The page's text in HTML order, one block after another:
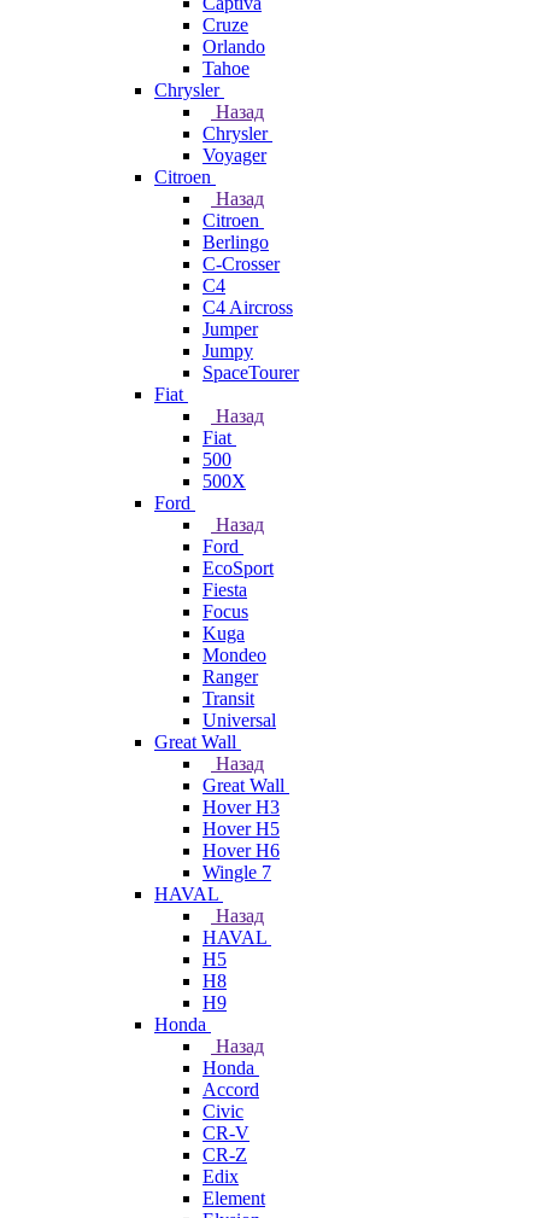
Cruze
Orlando
Tahoe
Chrysler
Назад
Chrysler
Voyager
Citroen
Назад
Citroen
Berlingo
C-Crosser
C4
C4 Aircross
Jumper
Jumpy
SpaceTourer
Fiat
Назад
Fiat
500
500X
Ford
Назад
Ford
EcoSport
Fiesta
Focus
Kuga
Mondeo
Ranger
Transit
Universal
Great Wall
Назад
Great Wall
Hover H3
Hover H5
Hover H6
Wingle 7
HAVAL
Назад
HAVAL
H5
H8
H9
Honda
Назад
Honda
Accord
Civic
CR-V
CR-Z
Edix
Element